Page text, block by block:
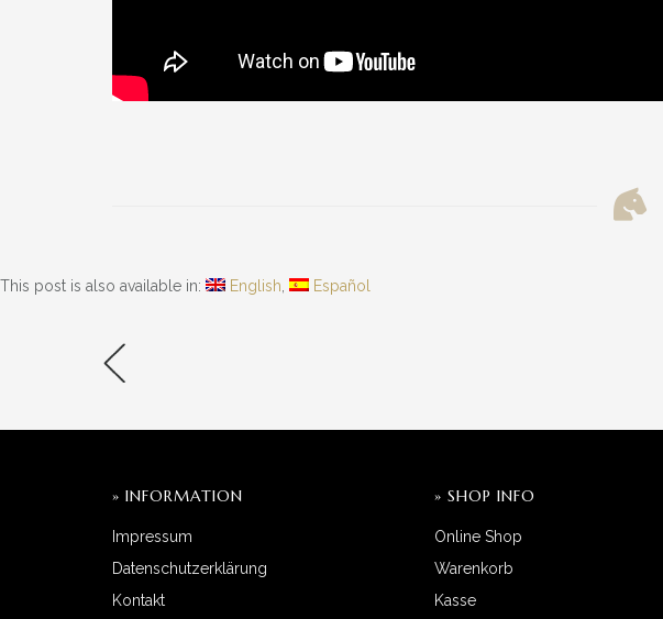
This post is also available in: English Español
» INFORMATION
Impressum
Datenschutzerklärung
Kontakt
» SHOP INFO
Online Shop
Warenkorb
Kasse